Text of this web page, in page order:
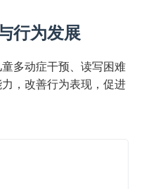
行为发展
多动症干预、读写困难
，改善行为表现，促进